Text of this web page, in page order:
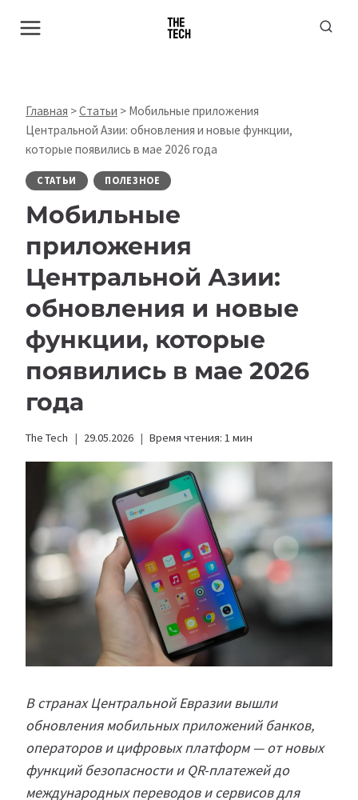
Главная >Статьи > Мобильные приложения
Центральной Азии: обновления и новые функции,
которые появились в мае 2026 года
СТАТЬИ ПОЛЕЗНОЕ
Мобильные
приложения
Центральной Азии:
обновления и новые
функции, которые
появились в мае 2026
года
The Tech 29.05.2026 Время чтения: 1 мин
В странах Центральной Евразии вышли
обновления мобильных приложений банков,
операторов и цифровых платформ — от новых
функций безопасности и QR-платежей до
международных переводов и сервисов для